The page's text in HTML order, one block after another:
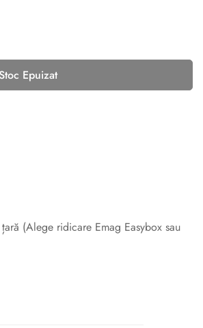
Epuizat
(Alege ridicare Emag Easybox sau